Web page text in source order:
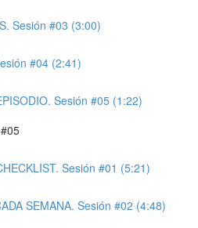
Sesión #03 (3:00)
#04 (2:41)
Sesión #05 (1:22)
Sesión #01 (5:21)
SEMANA. Sesión #02 (4:48)